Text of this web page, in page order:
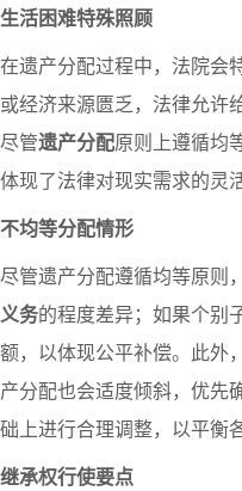
生活困难特殊照顾
在遗产分配过程中，法院会
或经济来源匮乏，法律允许
尽管遗产分配原则上遵循均
体现了法律对现实需求的灵
不均等分配情形
尽管遗产分配遵循均等原则
义务的程度差异；如果个别
额，以体现公平补偿。此外
产分配也会适度倾斜，优先
础上进行合理调整，以平衡
继承权行使要点